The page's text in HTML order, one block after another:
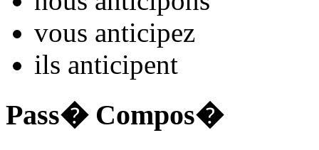
vous anticipez
ils anticipent
Pass� Compos�